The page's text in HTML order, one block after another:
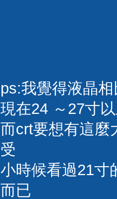
ps:我覺得液晶
現在24 ～27寸
而crt要想有這麼
受
小時候看過21寸
而已